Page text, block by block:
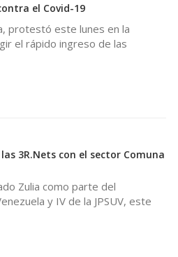
el Covid-19
protestó este lunes en la
el rápido ingreso de las
3R.Nets con el sector Comuna
Zulia como parte del
y IV de la JPSUV, este